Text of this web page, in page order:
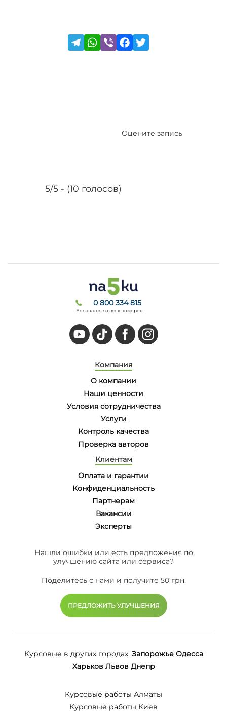
5/5 - (10 голосов)
Оцените запись
0 800 334 815
Бесплатно со всех номеров
Компания
О компании
Наши ценности
Условия сотрудничества
Услуги
Контроль качества
Проверка авторов
Клиентам
Оплата и гарантии
Конфиденциальность
Партнерам
Вакансии
Эксперты
Нашли ошибки или есть предложения по
улучшению сайта или сервиса?
Поделитесь с нами и получите 50 грн.
ПРЕДЛОЖИТЬ УЛУЧШЕНИЯ
Курсовые в других городах: Запорожье Одесса
Харьков Львов Днепр
Курсовые работы Алматы
Курсовые работы Киев